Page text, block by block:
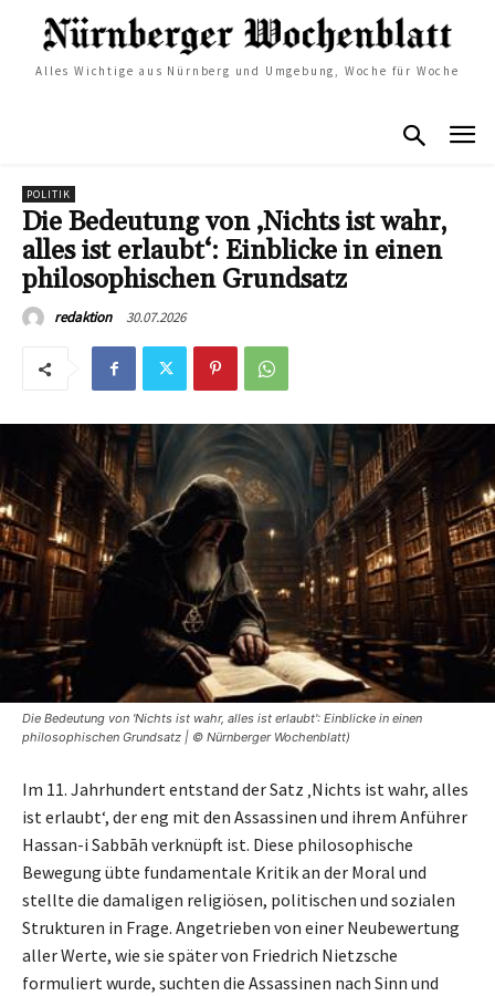
Alles Wichtige aus Nürnberg und Umgebung, Woche für Woche
POLITIK
Die Bedeutung von ‚Nichts ist wahr,
alles ist erlaubt‘: Einblicke in einen
philosophischen Grundsatz
redaktion 30.07.2026
Die Bedeutung von 'Nichts ist wahr, alles ist erlaubt': Einblicke in einen
philosophischen Grundsatz | © Nürnberger Wochenblatt)
Im 11. Jahrhundert entstand der Satz ‚Nichts ist wahr, alles
ist erlaubt‘, der eng mit den Assassinen und ihrem Anführer
Hassan-i Sabbāh verknüpft ist. Diese philosophische
Bewegung übte fundamentale Kritik an der Moral und
stellte die damaligen religiösen, politischen und sozialen
Strukturen in Frage. Angetrieben von einer Neubewertung
aller Werte, wie sie später von Friedrich Nietzsche
formuliert wurde, suchten die Assassinen nach Sinn und